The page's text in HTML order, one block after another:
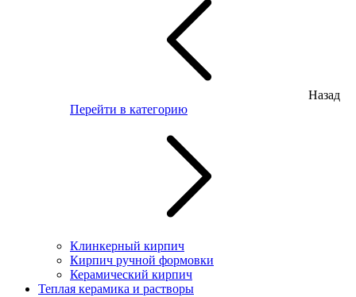
Назад
Перейти в категорию
Клинкерный кирпич
Кирпич ручной формовки
Керамический кирпич
Теплая керамика и растворы